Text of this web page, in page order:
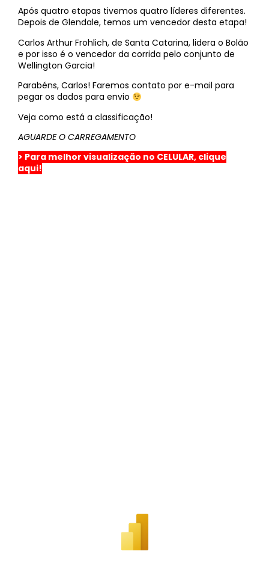
Após quatro etapas tivemos quatro líderes diferentes.
Depois de Glendale, temos um vencedor desta etapa!
Carlos Arthur Frohlich, de Santa Catarina, lidera o Bolão
e por isso é o vencedor da corrida pelo conjunto de
Wellington Garcia!
Parabéns, Carlos! Faremos contato por e-mail para
pegar os dados para envio
Veja como está a classificação!
AGUARDE O CARREGAMENTO
> Para melhor visualização no CELULAR, clique
aqui!